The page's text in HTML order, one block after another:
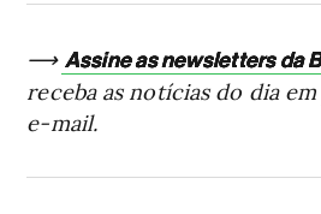
⟶ Assine as newsletters da
receba as notícias do dia
e-mail.